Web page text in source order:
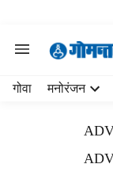
गोवा मनोरंजन